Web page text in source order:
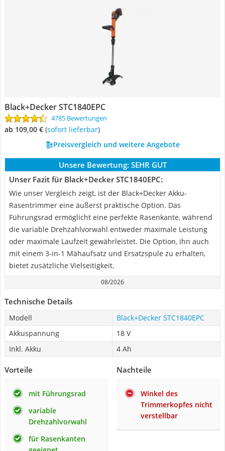
Black+Decker STC1840EPC
4785 Bewertungen
ab 109,00 € ( Sofort lieferbar)
Preisvergleich und weitere Angebote
Unsere Bewertung: SEHR GUT
Unser Fazit für Black+Decker STC1840EPC:
Wie unser Vergleich zeigt, ist der Black+Decker Akku-
Rasentrimmer eine äußerst praktische Option. Das
Führungsrad ermöglicht eine perfekte Rasenkante, während
die variable Drehzahlvorwahl entweder maximale Leistung
oder maximale Laufzeit gewährleistet. Die Option, ihn auch
mit einem 3-in-1 Mähaufsatz und Ersatzspule zu erhalten,
bietet zusätzliche Vielseitigkeit.
08/2026
Technische Details
Modell
Black+Decker STC1840EPC
Akkuspannung
18 V
Inkl. Akku
4 Ah
Vorteile
mit Führungsrad
variable
Drehzahlvorwahl
für Rasenkanten
Nachteile
Winkel des
Trimmerkopfes nicht
verstellbar